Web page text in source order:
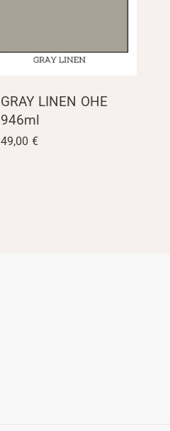
GRAY LINEN OHE
946ml
49,00 €